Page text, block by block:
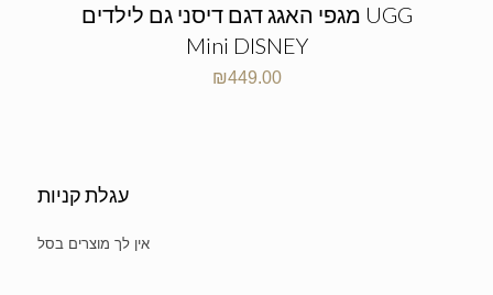
מגפי האגג דגם דיסני גם לילדים UGG
Mini DISNEY
₪449.00
עגלת קניות